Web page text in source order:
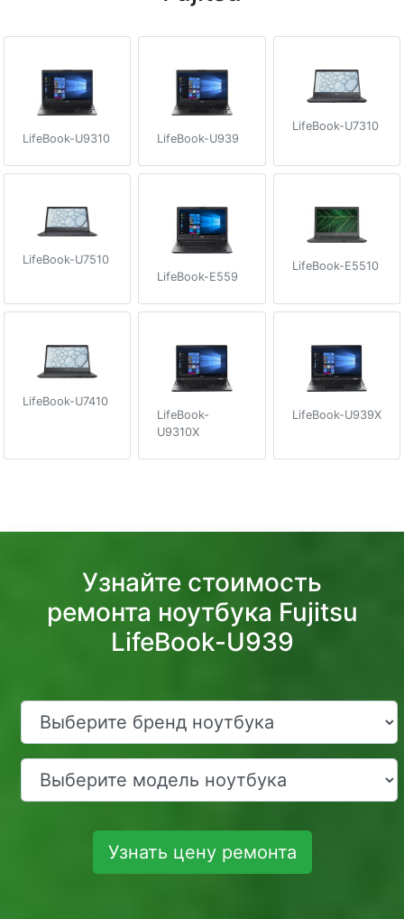
LifeBook-U9310 LifeBook-U939
LifeBook-U7310
LifeBook-U7510
LifeBook-E559
LifeBook-E5510
LifeBook-U7410
LifeBook-
U9310X
LifeBook-U939X
Узнайте стоимость
ремонта ноутбука Fujitsu
LifeBook-U939
Узнать цену ремонта